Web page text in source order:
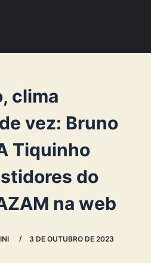
clima
vez: Bruno
Tiquinho
do
na web
3 DE OUTUBRO DE 2023